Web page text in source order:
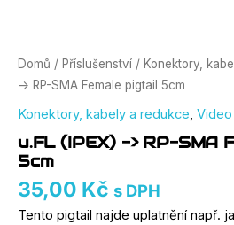
Domů / Příslušenství / Konektory,
-> RP-SMA Female pigtail 5cm
Konektory, kabely a redukce,
u.FL (IPEX) -> RP-SMA
5cm
35,00 Kč s DPH
Tento pigtail najde uplatnění např.